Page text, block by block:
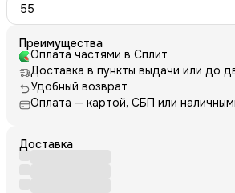
55
Преимущества
Оплата частями в Сплит
Доставка в пункты выдачи или до
Удобный возврат
Оплата — картой, СБП или
Доставка